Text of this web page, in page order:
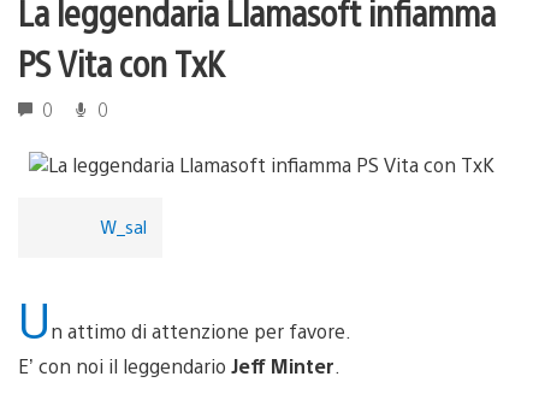
La leggendaria Llamasoft infiamma
PS Vita con TxK
0 0
W_sal
Un attimo di attenzione per favore.
E’ con noi il leggendario Jeff Minter